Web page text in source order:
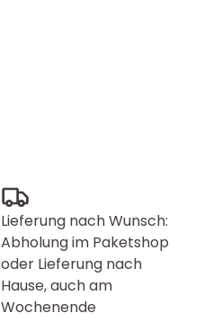
Lieferung nach Wunsch:
Abholung im Paketshop
oder Lieferung nach
Hause, auch am
Wochenende